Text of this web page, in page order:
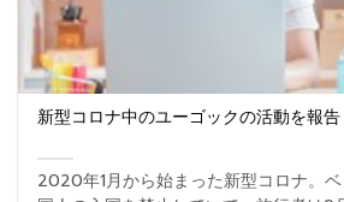
新型コロナ中のユーゴックの活動を報告
2020年1月から始まった新型コロナ。